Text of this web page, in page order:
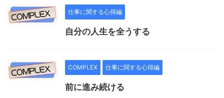
仕事に関する心得編
自分の人生を全うする
COMPLEX 仕事に関する心得編
前に進み続ける